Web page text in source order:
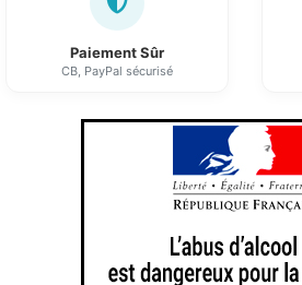
Paiement Sûr
CB, PayPal sécurisé